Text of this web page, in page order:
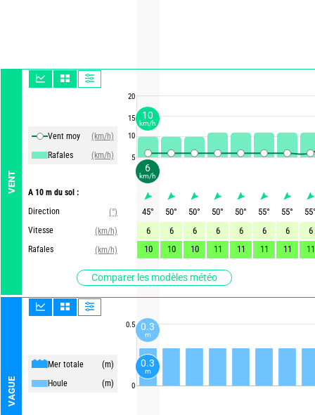
VENT
Vent moy
(km/h)
Rafales
(km/h)
A 10 m du sol :
Direction
(°)
Vitesse
(km/h)
Rafales
(km/h)
Comparer les modèles météo
VAGUE
Mer totale
(m)
Houle
(m)
20
15
10
5
0.5
0
45° 50° 50° 50° 50° 55° 55° 55
6
6 6 6 6 6 6
6
10
10 10 11 11 11 11 11
6
km/h
10
km/h
0.3
m
0.3
m